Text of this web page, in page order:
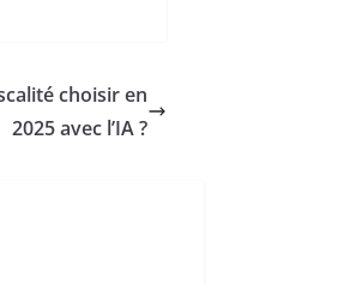
choisir en
2025 avec l’IA ?